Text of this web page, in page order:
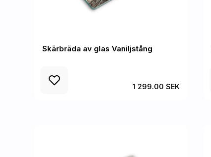
Skärbräda av glas Vaniljstång
1 299.00 SEK